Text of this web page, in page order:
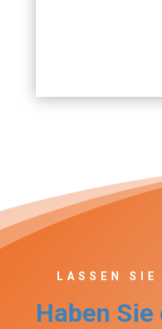
LASSEN SIE
Haben